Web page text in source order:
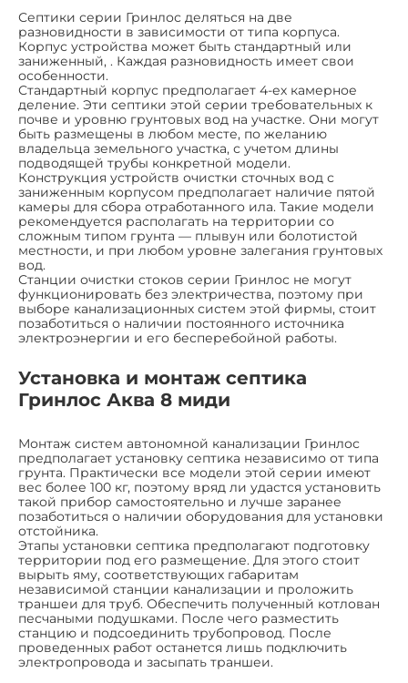
Септики серии Гринлос деляться на две
разновидности в зависимости от типа корпуса.
Корпус устройства может быть стандартный или
заниженный, . Каждая разновидность имеет свои
особенности.
Стандартный корпус предполагает 4-ех камерное
деление. Эти септики этой серии требовательных к
почве и уровню грунтовых вод на участке. Они могут
быть размещены в любом месте, по желанию
владельца земельного участка, с учетом длины
подводящей трубы конкретной модели.
Конструкция устройств очистки сточных вод с
заниженным корпусом предполагает наличие пятой
камеры для сбора отработанного ила. Такие модели
рекомендуется располагать на территории со
сложным типом грунта — плывун или болотистой
местности, и при любом уровне залегания грунтовых
вод.
Станции очистки стоков серии Гринлос не могут
функционировать без электричества, поэтому при
выборе канализационных систем этой фирмы, стоит
позаботиться о наличии постоянного источника
электроэнергии и его бесперебойной работы.
Установка и монтаж септика
Гринлос Аква 8 миди
Монтаж систем автономной канализации Гринлос
предполагает установку септика независимо от типа
грунта. Практически все модели этой серии имеют
вес более 100 кг, поэтому вряд ли удастся установить
такой прибор самостоятельно и лучше заранее
позаботиться о наличии оборудования для установки
отстойника.
Этапы установки септика предполагают подготовку
территории под его размещение. Для этого стоит
вырыть яму, соответствующих габаритам
независимой станции канализации и проложить
траншеи для труб. Обеспечить полученный котлован
песчаными подушками. После чего разместить
станцию и подсоединить трубопровод. После
проведенных работ останется лишь подключить
электропровода и засыпать траншеи.